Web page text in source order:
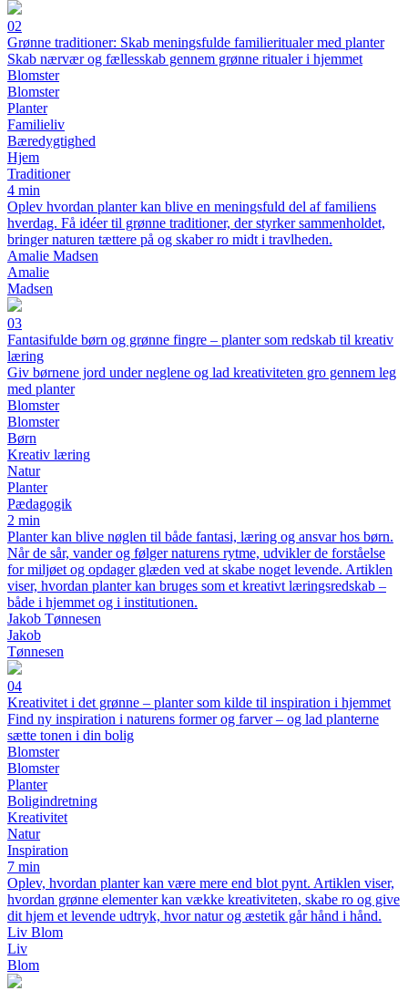
02
Grønne traditioner: Skab meningsfulde familieritualer med planter
Skab nærvær og fællesskab gennem grønne ritualer i hjemmet
Blomster
Blomster
Planter
Familieliv
Bæredygtighed
Hjem
Traditioner
4 min
Oplev hvordan planter kan blive en meningsfuld del af familiens
hverdag. Få idéer til grønne traditioner, der styrker sammenholdet,
bringer naturen tættere på og skaber ro midt i travlheden.
Amalie Madsen
Amalie
Madsen
03
Fantasifulde børn og grønne fingre – planter som redskab til kreativ
læring
Giv børnene jord under neglene og lad kreativiteten gro gennem leg
med planter
Blomster
Blomster
Børn
Kreativ læring
Natur
Planter
Pædagogik
2 min
Planter kan blive nøglen til både fantasi, læring og ansvar hos børn.
Når de sår, vander og følger naturens rytme, udvikler de forståelse
for miljøet og opdager glæden ved at skabe noget levende. Artiklen
viser, hvordan planter kan bruges som et kreativt læringsredskab –
både i hjemmet og i institutionen.
Jakob Tønnesen
Jakob
Tønnesen
04
Kreativitet i det grønne – planter som kilde til inspiration i hjemmet
Find ny inspiration i naturens former og farver – og lad planterne
sætte tonen i din bolig
Blomster
Blomster
Planter
Boligindretning
Kreativitet
Natur
Inspiration
7 min
Oplev, hvordan planter kan være mere end blot pynt. Artiklen viser,
hvordan grønne elementer kan vække kreativiteten, skabe ro og give
dit hjem et levende udtryk, hvor natur og æstetik går hånd i hånd.
Liv Blom
Liv
Blom